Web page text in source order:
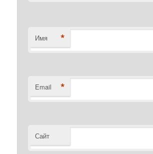
Имя *
Email *
Сайт